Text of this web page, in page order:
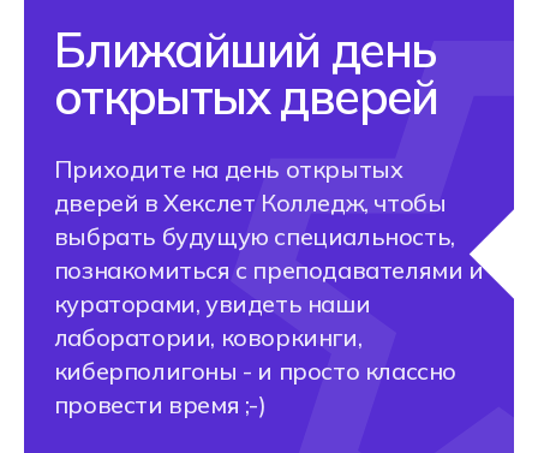
Оставьте заявку на консультацию
Мы ответим на все вопросы
по профессии и при желании
запишем вас на бесплатную
консультацию с профессиональным
профориентологом.